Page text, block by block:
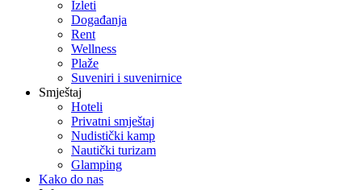
Izleti
Događanja
Rent
Wellness
Plaže
Suveniri i suvenirnice
Smještaj
Hoteli
Privatni smještaj
Nudistički kamp
Nautički turizam
Glamping
Kako do nas